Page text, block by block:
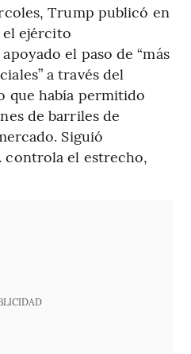
Trump publicó en
el ejército
el paso de “más
a través del
que había permitido
de barriles de
Siguió
controla el estrecho,